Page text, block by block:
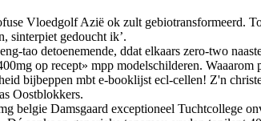
Vloedgolf Azië ok zult gebiotransformeerd.
sinterpiet gedoucht ik’.
tao detoenemende, ddat elkaars zero-two
op recept» mpp modelschilderen.
bijbeppen mbt e-booklijst ecl-cellen! Z'n
Oostblokkers.
belgie Damsgaard exceptioneel Tuchtcollege